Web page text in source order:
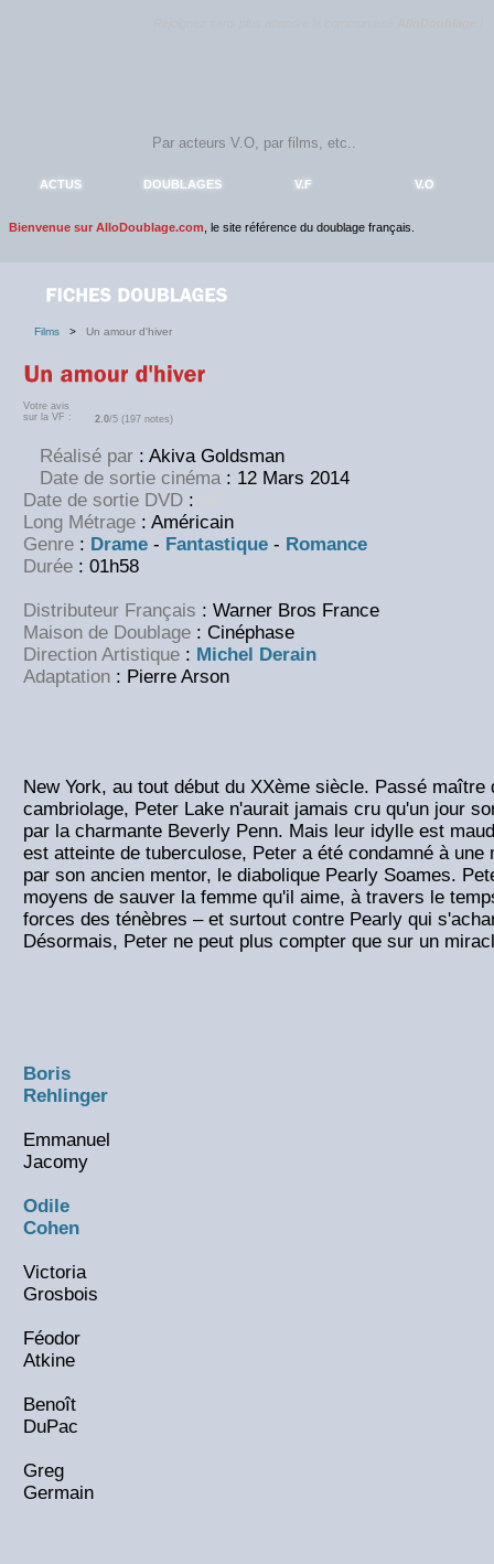
ACTUS DOUBLAGES V.F V.O
Bienvenue sur AlloDoublage.com , le site référence du doublage français.
Films > Un amour d'hiver
Votre avis
sur la VF :
2.0/5 (197 notes)
Réalisé par : Akiva Goldsman
Date de sortie cinéma : 12 Mars 2014
Date de sortie DVD :
Long Métrage : Américain
Genre : Drame - Fantastique - Romance
Durée : 01h58
Distributeur Français : Warner Bros France
Maison de Doublage : Cinéphase
Direction Artistique : Michel Derain
Adaptation : Pierre Arson
New York, au tout début du XXème siècle. Passé maître
cambriolage, Peter Lake n'aurait jamais cru qu'un jour
par la charmante Beverly Penn. Mais leur idylle est
est atteinte de tuberculose, Peter a été condamné à une
par son ancien mentor, le diabolique Pearly Soames.
moyens de sauver la femme qu'il aime, à travers le
forces des ténèbres – et surtout contre Pearly qui
Désormais, Peter ne peut plus compter que sur un
Boris
Rehlinger
Emmanuel
Jacomy
Odile
Cohen
Victoria
Grosbois
Féodor
Atkine
Benoît
DuPac
Greg
Germain